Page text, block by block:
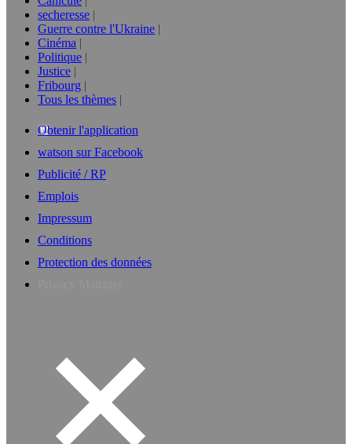
secheresse
Guerre contre l'Ukraine
Cinéma
Politique
Justice
Fribourg
Tous les thèmes
Obtenir l'application
watson sur Facebook
Publicité / RP
Emplois
Impressum
Conditions
Protection des données